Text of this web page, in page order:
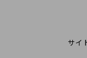
サイ